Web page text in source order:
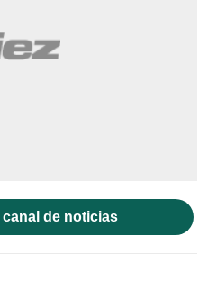
canal de noticias